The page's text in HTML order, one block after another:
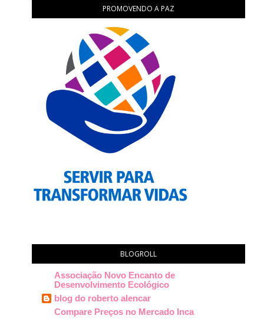
PROMOVENDO A PAZ
BLOGROLL
Associação Novo Encanto de
Desenvolvimento Ecológico
blog do roberto alencar
Compare Preços no Mercado Inca